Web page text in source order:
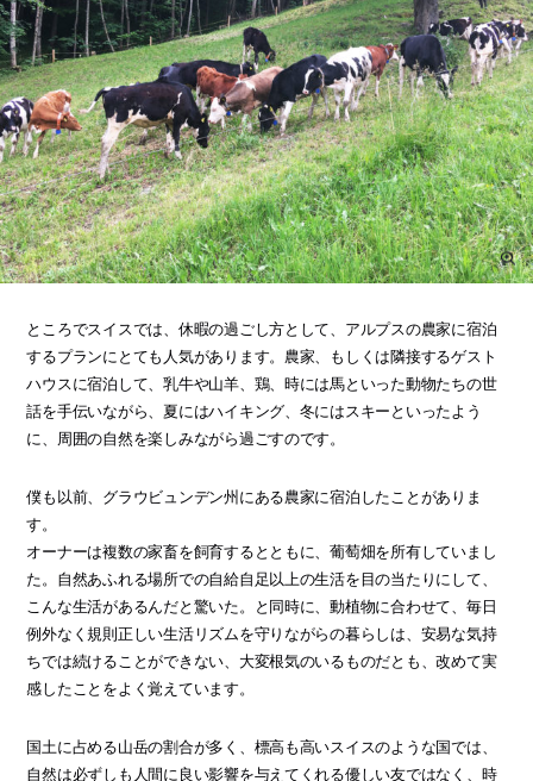
ところでスイスでは、休暇の過ごし方として、アルプスの農家に宿泊
するプランにとても人気があります。農家、もしくは隣接するゲスト
ハウスに宿泊して、乳牛や山羊、鶏、時には馬といった動物たちの世
話を手伝いながら、夏にはハイキング、冬にはスキーといったよう
に、周囲の自然を楽しみながら過ごすのです。
僕も以前、グラウビュンデン州にある農家に宿泊したことがありま
す。
オーナーは複数の家畜を飼育するとともに、葡萄畑を所有していまし
た。自然あふれる場所での自給自足以上の生活を目の当たりにして、
こんな生活があるんだと驚いた。と同時に、動植物に合わせて、毎日
例外なく規則正しい生活リズムを守りながらの暮らしは、安易な気持
ちでは続けることができない、大変根気のいるものだとも、改めて実
感したことをよく覚えています。
国土に占める山岳の割合が多く、標高も高いスイスのような国では、
自然は必ずしも人間に良い影響を与えてくれる優しい友ではなく、時